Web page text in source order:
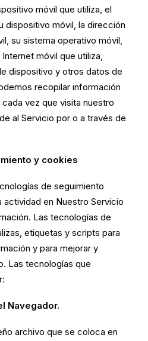
móvil que utiliza, el
dispositivo móvil, la dirección
su sistema operativo móvil,
móvil que utiliza,
dispositivo y otros datos de
recopilar información
vez que visita nuestro
al Servicio por o a través de
y cookies
de seguimiento
actividad en Nuestro Servicio
Las tecnologías de
etiquetas y scripts para
y para mejorar y
Las tecnologías que
Navegador.
archivo que se coloca en